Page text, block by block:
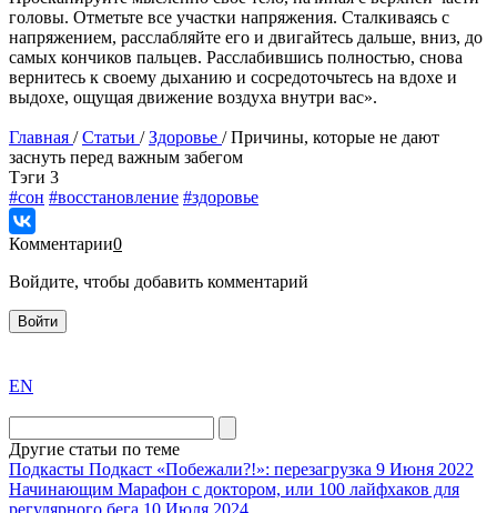
головы. Отметьте все участки напряжения. Сталкиваясь с
напряжением, расслабляйте его и двигайтесь дальше, вниз, до
самых кончиков пальцев. Расслабившись полностью, снова
вернитесь к своему дыханию и сосредоточьтесь на вдохе и
выдохе, ощущая движение воздуха внутри вас».
Главная /Статьи /Здоровье /Причины, которые не дают
заснуть перед важным забегом
Tэги 3
#сон #восстановление #здоровье
Комментарии0
Войдите, чтобы добавить комментарий
Войти
the
division
agent
watch
replica
EN
Другие статьи по теме
Подкасты Подкаст «Побежали?!»: перезагрузка 9 Июня 2022
Начинающим Марафон с доктором, или 100 лайфхаков для